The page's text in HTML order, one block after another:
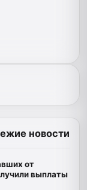
новости
от
выплаты